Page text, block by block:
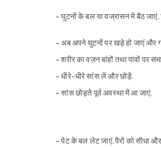
- घुटनों के बल या वज्रासन में बैठ जाएं.
- अब अपने घुटनों पर खड़े हो जाएं और
- शरीर का वज़न बांहों तथा पांवों पर
- धीरे-धीरे सांस लें और छोड़ें.
- सांस छोड़ते पूर्व अवस्था में आ जाएं.
- पेट के बल लेट जाएं. पैरों को सीधा